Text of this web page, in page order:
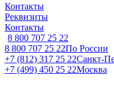
Контакты
Реквизиты
Контакты
8 800 707 25 22
8 800 707 25 22По России
+7 (812) 317 25 22Санкт-
+7 (499) 450 25 22Москва